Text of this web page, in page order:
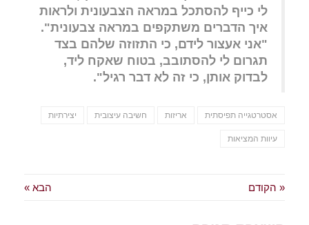
לי כייף להסתכל במראה הצבעונית ולראות
איך הדברים משתקפים במראה צבעונית".
"אני אעצור לידם, כי התזוזה שלהם בצד
תגרום לי להסתובב, בטוח שאקח ליד,
לבדוק אותן, כי זה לא דבר רגיל".
אסטרטגייה תפיסתית אריזות חשיבה עיצובית יצירתיות
עיוות המציאות
« הקודם הבא »